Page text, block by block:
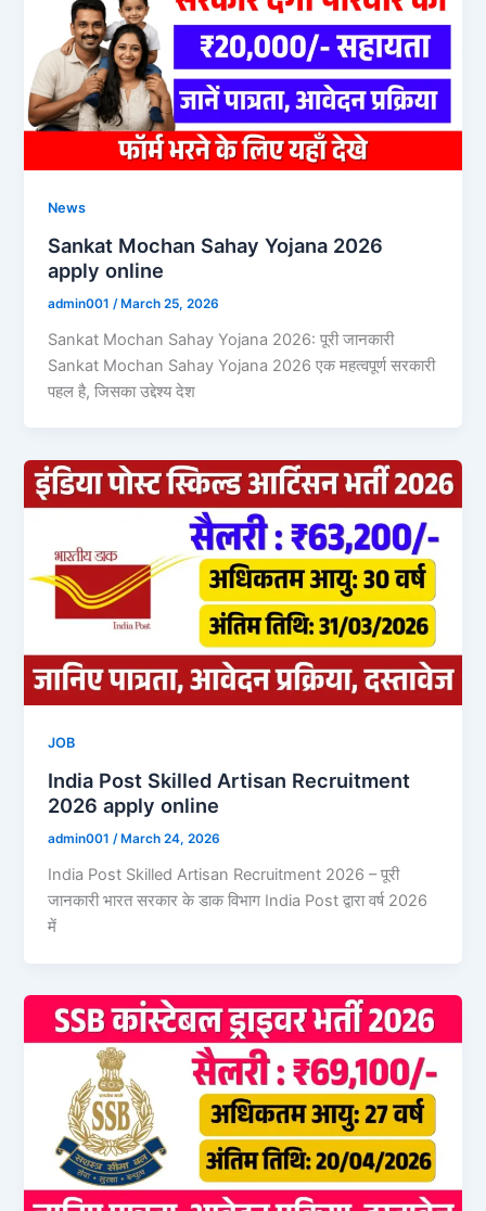
News
Sankat Mochan Sahay Yojana 2026
apply online
admin001 /March 25, 2026
Sankat Mochan Sahay Yojana 2026: पूरी जानकारी
Sankat Mochan Sahay Yojana 2026 एक महत्वपूर्ण सरकारी
पहल है, जिसका उद्देश्य देश
JOB
India Post Skilled Artisan Recruitment
2026 apply online
admin001/March 24, 2026
India Post Skilled Artisan Recruitment 2026 – पूरी
जानकारी भारत सरकार के डाक विभाग India Post द्वारा वर्ष 2026
में